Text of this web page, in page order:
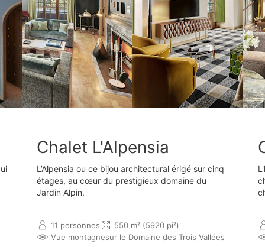
Chalet L'Alpensia
L’Alpensia ou ce bijou architectural érigé sur cinq
étages, au cœur du prestigieux domaine du
Jardin Alpin.
11 personnes
550 m² (5920 pi²)
Vue montagnesur le Domaine des Trois Vallées